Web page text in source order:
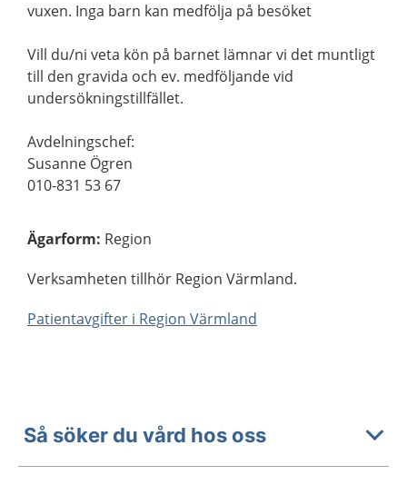
vuxen. Inga barn kan medfölja på besöket
Vill du/ni veta kön på barnet lämnar vi det muntligt
till den gravida och ev. medföljande vid
undersökningstillfället.
Avdelningschef:
Susanne Ögren
010-831 53 67
Ägarform: Region
Verksamheten tillhör Region Värmland.
Patientavgifter i Region Värmland
Så söker du vård hos oss